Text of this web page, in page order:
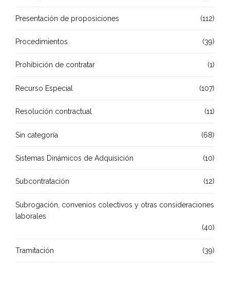
Presentación de proposiciones (112)
Procedimientos (39)
Prohibición de contratar (1)
Recurso Especial (107)
Resolución contractual (11)
Sin categoría (68)
Sistemas Dinámicos de Adquisición (10)
Subcontratación (12)
Subrogación, convenios colectivos y otras consideraciones
laborales
(40)
Tramitación (39)